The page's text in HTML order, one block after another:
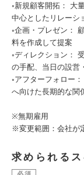
◦新規顧客開拓： 大
中心としたリレーシ
◦企画・プレゼン：
料を作成して提案
◦ディレクション：
の手配、当日の設営
◦アフターフォロー
へ向けた長期的な関
※無期雇用
※変更範囲：会社が
求められる